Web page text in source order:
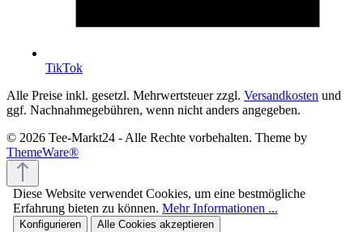
TikTok
Alle Preise inkl. gesetzl. Mehrwertsteuer zzgl. Versandkosten und
ggf. Nachnahmegebühren, wenn nicht anders angegeben.
© 2026 Tee-Markt24 - Alle Rechte vorbehalten. Theme by
ThemeWare®
Diese Website verwendet Cookies, um eine bestmögliche
Erfahrung bieten zu können. Mehr Informationen ...
Konfigurieren Alle Cookies akzeptieren